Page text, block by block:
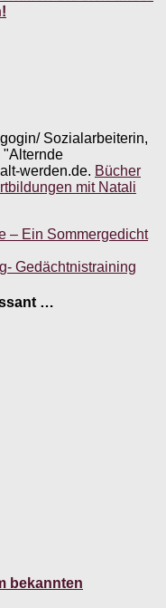
Sozialarbeiterin,
"Alternde
werden.de. Bücher
mit Natali
– Ein Sommergedicht
Gedächtnistraining
…
bekannten